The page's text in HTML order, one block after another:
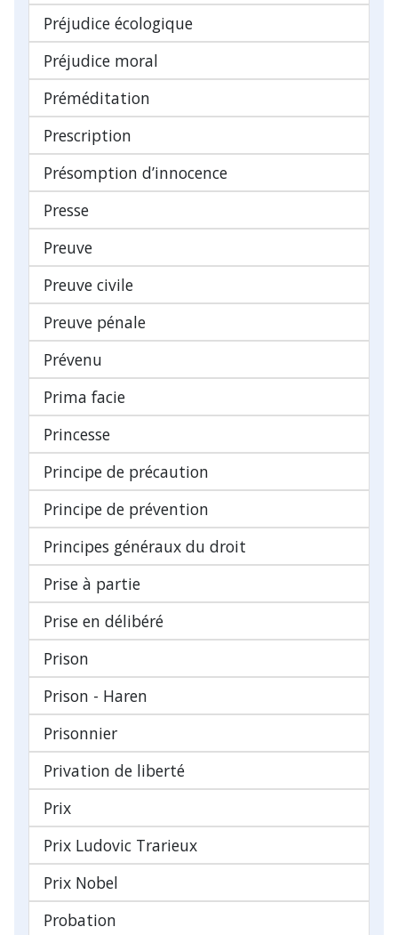
Préjudice écologique
Préjudice moral
Préméditation
Prescription
Présomption d’innocence
Presse
Preuve
Preuve civile
Preuve pénale
Prévenu
Prima facie
Princesse
Principe de précaution
Principe de prévention
Principes généraux du droit
Prise à partie
Prise en délibéré
Prison
Prison - Haren
Prisonnier
Privation de liberté
Prix
Prix Ludovic Trarieux
Prix Nobel
Probation